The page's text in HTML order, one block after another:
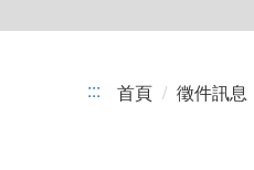
::: 首頁 徵件訊息